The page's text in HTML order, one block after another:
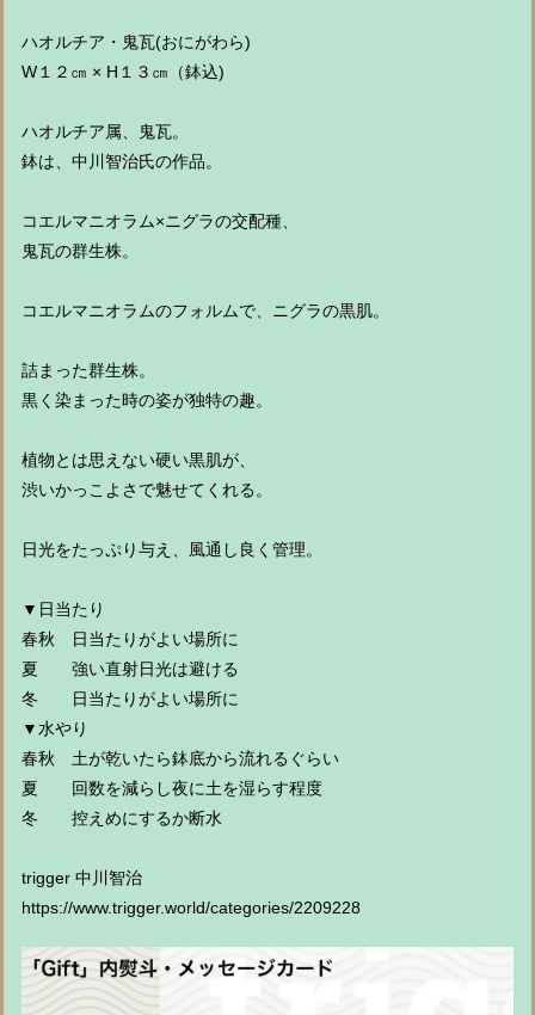
ハオルチア・鬼瓦(おにがわら)
W１２㎝ × H１３㎝（鉢込)
ハオルチア属、鬼瓦。
鉢は、中川智治氏の作品。
コエルマニオラム×ニグラの交配種、
鬼瓦の群生株。
コエルマニオラムのフォルムで、ニグラの黒肌。
詰まった群生株。
黒く染まった時の姿が独特の趣。
植物とは思えない硬い黒肌が、
渋いかっこよさで魅せてくれる。
日光をたっぷり与え、風通し良く管理。
▼日当たり
春秋 日当たりがよい場所に
夏 強い直射日光は避ける
冬 日当たりがよい場所に
▼水やり
春秋 土が乾いたら鉢底から流れるぐらい
夏 回数を減らし夜に土を湿らす程度
冬 控えめにするか断水
trigger 中川智治
https://www.trigger.world/categories/2209228